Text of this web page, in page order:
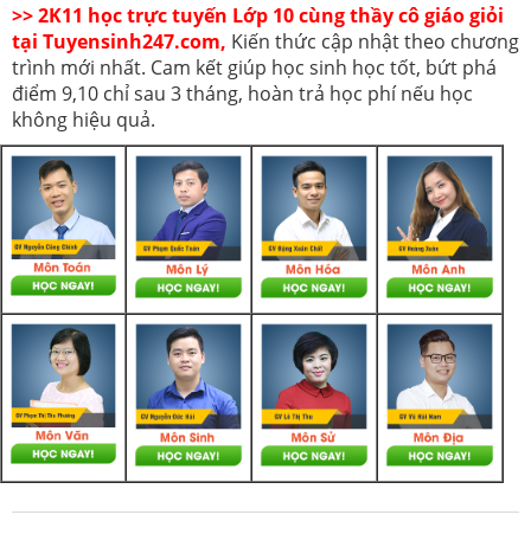
>> 2K11 học trực tuyến Lớp 10 cùng thầy cô giáo giỏi
tại Tuyensinh247.com, Kiến thức cập nhật theo chương
trình mới nhất. Cam kết giúp học sinh học tốt, bứt phá
điểm 9,10 chỉ sau 3 tháng, hoàn trả học phí nếu học
không hiệu quả.